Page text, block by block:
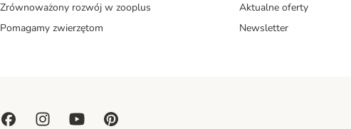
Zrównoważony rozwój w zooplus
Pomagamy zwierzętom
Aktualne oferty
Newsletter